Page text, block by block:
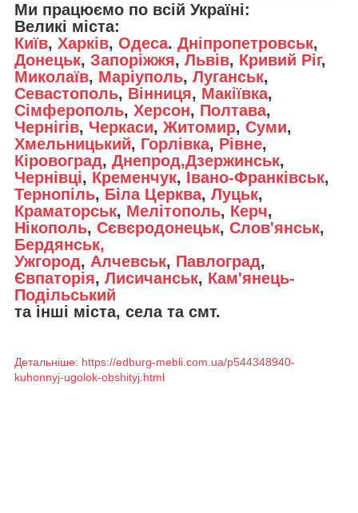
Ми працюємо по всій Україні:
Великі міста:
Київ, Харків, Одеса. Дніпропетровськ,
Донецьк, Запоріжжя, Львів, Кривий Ріг,
Миколаїв, Маріуполь, Луганськ,
Севастополь, Вінниця, Макіївка,
Сімферополь, Херсон, Полтава,
Чернігів, Черкаси, Житомир, Суми,
Хмельницький, Горлівка, Рівне,
Кіровоград, Днепрод,Дзержинськ,
Чернівці, Кременчук, Івано-Франківськ,
Тернопіль, Біла Церква, Луцьк,
Краматорськ, Мелітополь, Керч,
Нікополь, Сєвєродонецьк, Слов'янськ,
Бердянськ,
Ужгород, Алчевськ, Павлоград,
Євпаторія, Лисичанськ, Кам'янець-
Подільський
та інші міста, села та смт.
Детальніше: https://edburg-mebli.com.ua/p544348940-
kuhonnyj-ugolok-obshityj.html